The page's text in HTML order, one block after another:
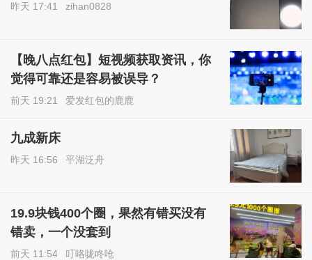
昨天 17:41 zihan0828
【晚八点红包】短视频获取资讯，你
觉得可靠还是容易被误导？
前天 19:21 爱发红包的鹿鹿
九成新床
昨天 16:56 平湖泛舟
19.9块钱400个圈，果然有错买没有
错卖，一个没套到
前天 11:54 叮咯咙咚呛